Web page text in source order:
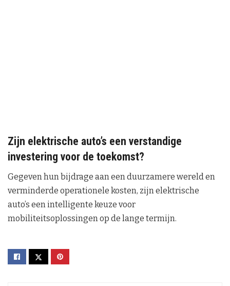
Zijn elektrische auto’s een verstandige
investering voor de toekomst?
Gegeven hun bijdrage aan een duurzamere wereld en
verminderde operationele kosten, zijn elektrische
auto’s een intelligente keuze voor
mobiliteitsoplossingen op de lange termijn.